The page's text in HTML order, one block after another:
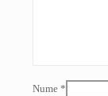
Nume *